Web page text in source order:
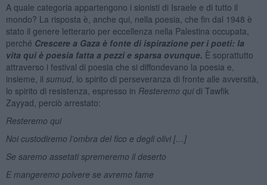
A quale categoria appartengono i sionisti di Israele e di tutto il
mondo? La risposta è, anche qui, nella poesia, che fin dal 1948 è
stato il genere letterario per eccellenza nella Palestina occupata,
perché Crescere a Gaza è fonte di ispirazione per i poeti: la
vita qui è poesia fatta a pezzi e sparsa ovunque. È soprattutto
attraverso i festival di poesia che si diffondevano la poesia e,
insieme, il sumud, lo spirito di perseveranza di fronte alle avversità,
lo spirito di resistenza, espresso in Resteremo quidi Tawfik
Zayyad, perciò arrestato:
Resteremo qui
Noi custodiremo l’ombra del fico e degli olivi […]
Se saremo assetati spremeremo il deserto
E mangeremo polvere se avremo fame